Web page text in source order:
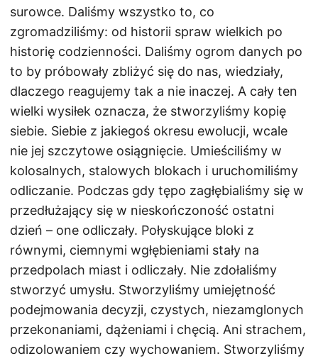
surowce. Daliśmy wszystko to, co
zgromadziliśmy: od historii spraw wielkich po
historię codzienności. Daliśmy ogrom danych po
to by próbowały zbliżyć się do nas, wiedziały,
dlaczego reagujemy tak a nie inaczej. A cały ten
wielki wysiłek oznacza, że stworzyliśmy kopię
siebie. Siebie z jakiegoś okresu ewolucji, wcale
nie jej szczytowe osiągnięcie. Umieściliśmy w
kolosalnych, stalowych blokach i uruchomiliśmy
odliczanie. Podczas gdy tępo zagłębialiśmy się w
przedłużający się w nieskończoność ostatni
dzień – one odliczały. Połyskujące bloki z
równymi, ciemnymi wgłębieniami stały na
przedpolach miast i odliczały. Nie zdołaliśmy
stworzyć umysłu. Stworzyliśmy umiejętność
podejmowania decyzji, czystych, niezamglonych
przekonaniami, dążeniami i chęcią. Ani strachem,
odizolowaniem czy wychowaniem. Stworzyliśmy